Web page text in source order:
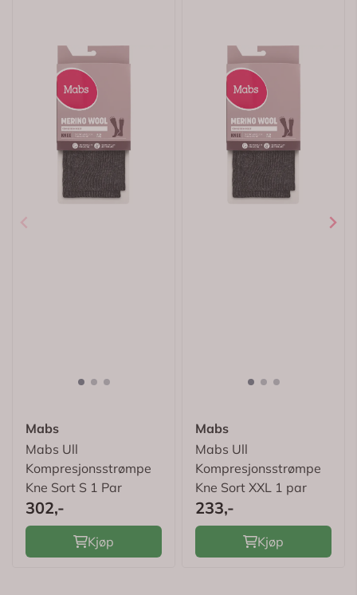
Mabs
Mabs Ull
Kompresjonsstrømpe
Kne Sort S 1 Par
302,-
Kjøp
Mabs
Mabs Ull
Kompresjonsstrømpe
Kne Sort XXL 1 par
233,-
Kjøp